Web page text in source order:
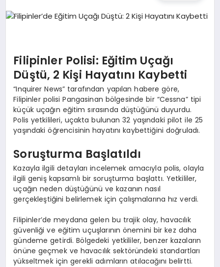
EKONOMI
SAĞLIK
SPOR
YAŞAM
DIĞER
Filipinler Polisi: Eğitim Uçağı
Düştü, 2 Kişi Hayatını Kaybetti
“Inquirer News” tarafından yapılan habere göre,
Filipinler polisi Pangasinan bölgesinde bir “Cessna” tipi
küçük uçağın eğitim sırasında düştüğünü duyurdu.
Polis yetkilileri, uçakta bulunan 32 yaşındaki pilot ile 25
yaşındaki öğrencisinin hayatını kaybettiğini doğruladı.
Soruşturma Başlatıldı
Kazayla ilgili detayları incelemek amacıyla polis, olayla
ilgili geniş kapsamlı bir soruşturma başlattı. Yetkililer,
uçağın neden düştüğünü ve kazanın nasıl
gerçekleştiğini belirlemek için çalışmalarına hız verdi.
Filipinler’de meydana gelen bu trajik olay, havacılık
güvenliği ve eğitim uçuşlarının önemini bir kez daha
gündeme getirdi. Bölgedeki yetkililer, benzer kazaların
önüne geçmek ve havacılık sektöründeki standartları
yükseltmek için gerekli adımların atılacağını belirtti.